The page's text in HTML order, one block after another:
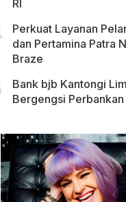
RI
Perkuat Layanan
dan Pertamina Patra
Braze
Bank bjb Kantongi
Bergengsi Perbankan